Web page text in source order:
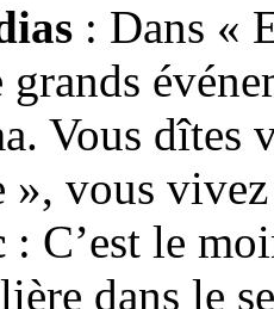
: Dans «
Vous dîtes
», vous
: C’est le
dans le